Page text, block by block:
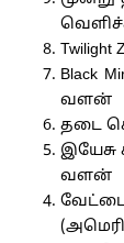
Black
வளன்
தடை
இயேசு
வளன்